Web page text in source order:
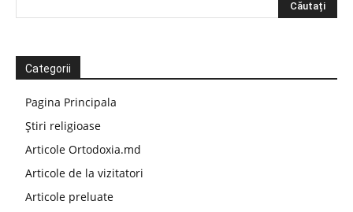
Categorii
Pagina Principala
Știri religioase
Articole Ortodoxia.md
Articole de la vizitatori
Articole preluate